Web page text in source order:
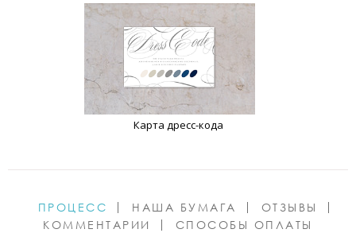
Карта дресс-кода
ПРОЦЕСС НАША БУМАГА
ОТЗЫВЫ
КОММЕНТАРИИ
СПОСОБЫ ОПЛАТЫ